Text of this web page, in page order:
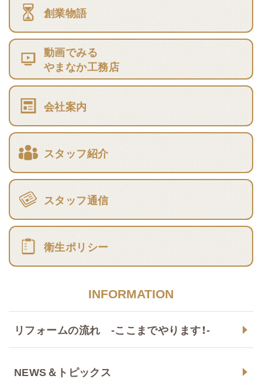
創業物語
動画でみる
やまなか工務店
会社案内
スタッフ紹介
スタッフ通信
衛生ポリシー
INFORMATION
リフォームの流れ -ここまでやります！-
NEWS＆トピックス